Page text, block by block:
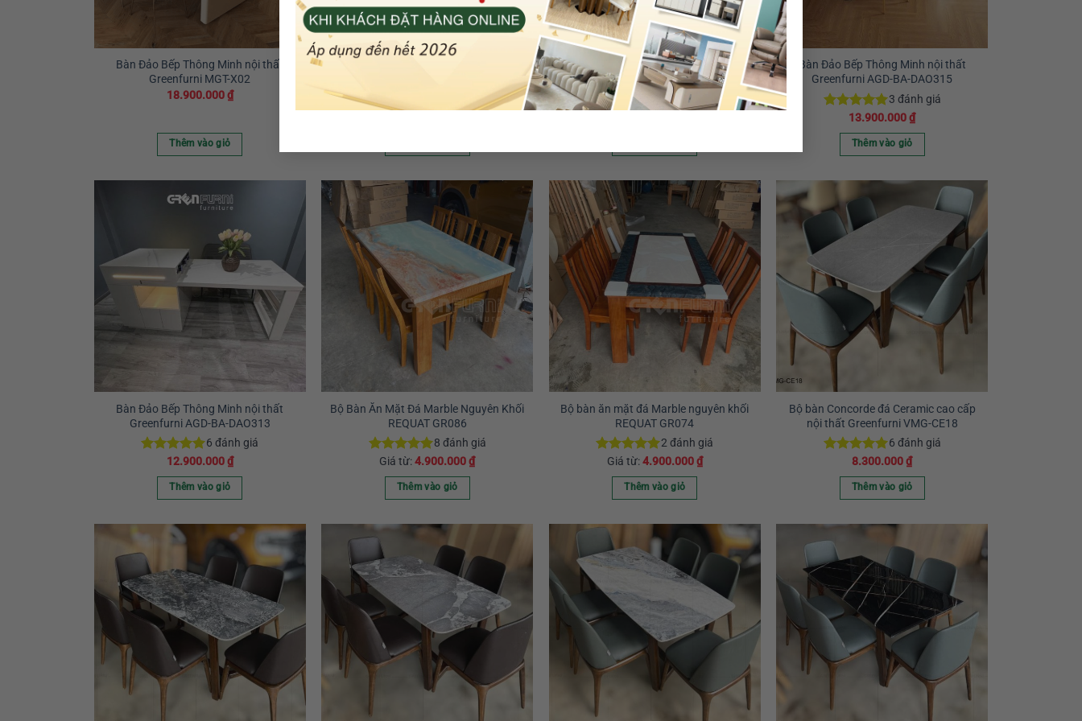
Bàn Đảo Bếp Thông Minh nội thất
Greenfurni MGT-X02
18.900.000₫
Thêm vào giỏ
đánh giá
Bàn Đảo Bếp Thông Minh nội thất
Greenfurni AGD-BA-DAO318
8đánh giá
Bàn Đảo Bếp Thông Minh nội thất
Greenfurni AGD-BA-DAO315
Được xếp
hạng5.00
5 sao
3 đánh giá
13.900.000₫
Thêm vào giỏ
Bàn Đảo Bếp Thông Minh nội thất
Greenfurni AGD-BA-DAO313
Được xếp
hạng5.00
5 sao
6 đánh giá
12.900.000₫
Thêm vào giỏ
Bộ Bàn Ăn Mặt Đá Marble Nguyên Khối
REQUAT GR086
Được xếp
hạng5.00
5 sao
8 đánh giá
Giá từ:4.900.000₫
Thêm vào giỏ
phẩm
này
có
thể.
Các
tùy
chọn
có
Bộ bàn ăn mặt đá Marble nguyên khối
REQUAT GR074
Được xếp
hạng5.00
5 sao
2đánh giá
Giá từ:4.900.000₫
Thêm vào giỏ
phẩm
này
có
nhiều
biến
Các
tùy
chọn
có
Bộ bàn Concorde đá Ceramic cao cấp
nội thất Greenfurni VMG-CE18
Được xếp
hạng5.00
5 sao
6 đánh giá
8.300.000₫
Thêm vào giỏ